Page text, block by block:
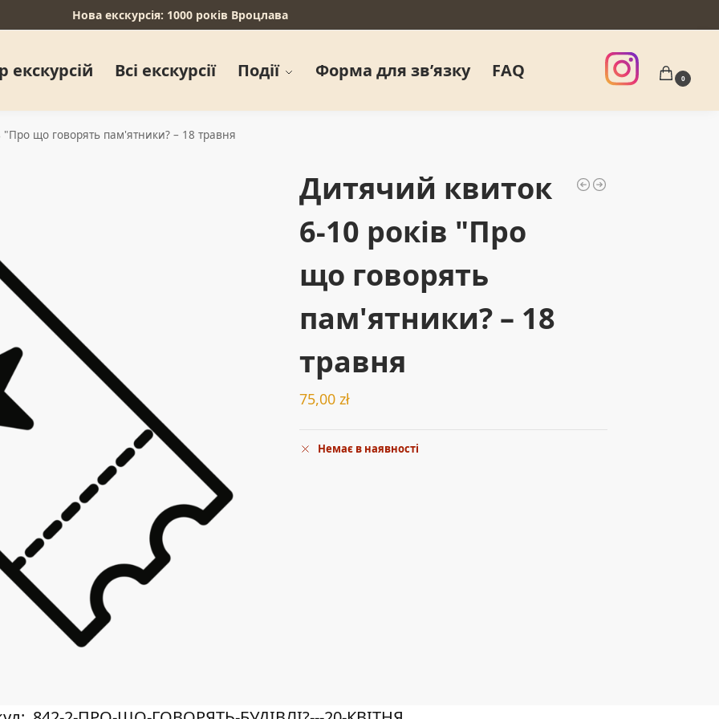
Нова екскурсія: 1000 років Вроцлава
екскурсій Всі екскурсії Події Форма для звʼязку FAQ 0
"Про що говорять пам'ятники? – 18 травня
Дитячий квиток
6-10 років "Про
що говорять
пам'ятники? – 18
травня
75,00 zł
Немає в наявності